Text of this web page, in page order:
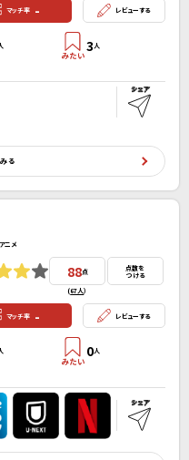
マッチ率 - レビューする
3人
る
ニメ
88点
(67人）
点数を
つける
マッチ率 - レビューする
0人